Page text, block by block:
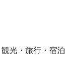
光・旅行・宿泊